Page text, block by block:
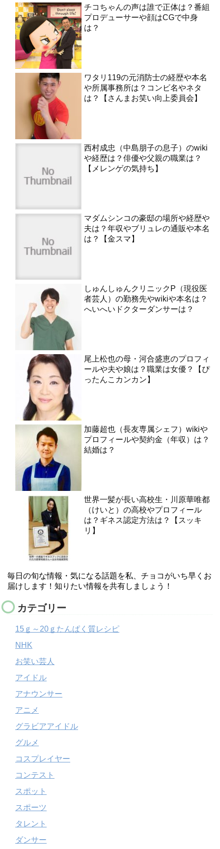
チコちゃんの声は誰で正体は？番組
プロデューサーや顔はCGで中身
は？
ワタリ119の元消防士の経歴や本名
や所属事務所は？コンビ名やネタ
は？【さんまお笑い向上委員会】
西村成忠（中島朋子の息子）のwiki
や経歴は？俳優や父親の職業は？
【メレンゲの気持ち】
マダムシンコの豪邸の場所や経歴や
夫は？年収やブリュレの通販や本名
は？【金スマ】
しゅんしゅんクリニックP（現役医
者芸人）の勤務先やwikiや本名は？
へいへいドクターダンサーは？
尾上松也の母・河合盛恵のプロフィ
ールや夫や娘は？職業は女優？【ぴ
ったんこカンカン】
加藤超也（長友専属シェフ）wikiや
プロフィールや契約金（年収）は？
結婚は？
世界一髪が長い高校生・川原華唯都
（けいと）の高校やプロフィール
は？ギネス認定方法は？【スッキ
リ】
毎日の旬な情報・気になる話題を私、チョコがいち早くお
届けします！知りたい情報を共有しましょう！
カテゴリー
15ｇ～20ｇたんぱく質レシピ
NHK
お笑い芸人
アイドル
アナウンサー
アニメ
グラビアアイドル
グルメ
コスプレイヤー
コンテスト
スポット
スポーツ
タレント
ダンサー